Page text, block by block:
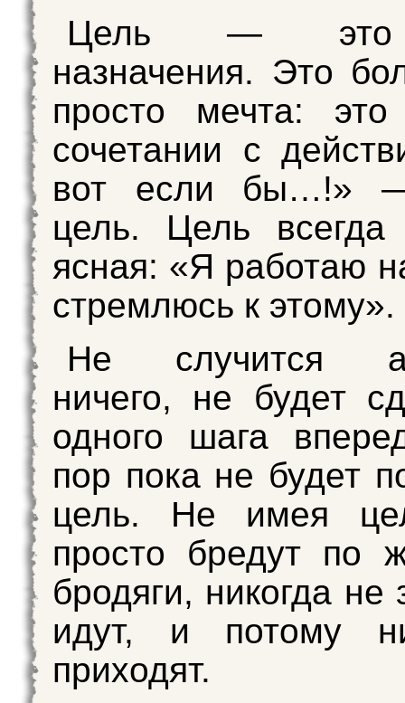
Цель — это
назначения. Это
просто мечта:
сочетании с
вот если бы…!»
цель. Цель всегда
ясная: «Я работаю
стремлюсь к этому».
Не случится
ничего, не будет
одного шага
пор пока не будет
цель. Не имея
просто бредут по
бродяги, никогда не
идут, и потому
приходят.